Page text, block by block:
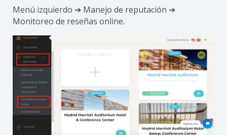
Menú izquierdo ➔ Manejo de reputación ➔
Monitoreo de reseñas online.